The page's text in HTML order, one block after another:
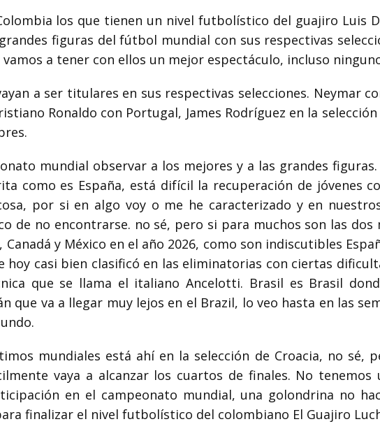
los que tienen un nivel futbolístico del guajiro Luis
figuras del fútbol mundial con sus respectivas
a tener con ellos un mejor espectáculo, incluso
a ser titulares en sus respectivas selecciones. Neymar
Ronaldo con Portugal, James Rodríguez en la
mundial observar a los mejores y a las grandes figuras.
como es España, está difícil la recuperación de jóvenes
por si en algo voy o me he caracterizado y en
de no encontrarse. no sé, pero si para muchos son las
y México en el año 2026, como son indiscutibles
hoy casi bien clasificó en las eliminatorias con ciertas
que se llama el italiano Ancelotti. Brasil es Brasil
que va a llegar muy lejos en el Brazil, lo veo hasta en las
mundiales está ahí en la selección de Croacia, no sé,
vaya a alcanzar los cuartos de finales. No tenemos
en el campeonato mundial, una golondrina no
finalizar el nivel futbolístico del colombiano El Guajiro